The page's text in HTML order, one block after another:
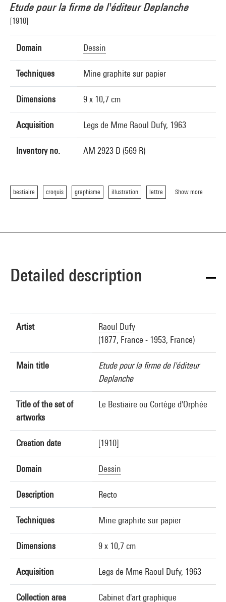
Etude pour la firme de l'éditeur Deplanche
[1910]
Domain Dessin
Techniques Mine graphite sur papier
Dimensions 9 x 10,7 cm
Acquisition Legs de Mme Raoul Dufy, 1963
Inventory no. AM 2923 D (569 R)
bestiaire croquis graphisme illustration lettre Show more
Image presentation :GrandPalaisRmnPhoto
Detailed description
Artist
Raoul Dufy
(1877, France - 1953, France)
Main title
Etude pour la firme de l'éditeur
Deplanche
Title of the set of
artworks
Le Bestiaire ou Cortège d'Orphée
Creation date [1910]
Domain Dessin
Description Recto
Techniques Mine graphite sur papier
Dimensions 9 x 10,7 cm
Acquisition Legs de Mme Raoul Dufy, 1963
Collection area Cabinet d'art graphique